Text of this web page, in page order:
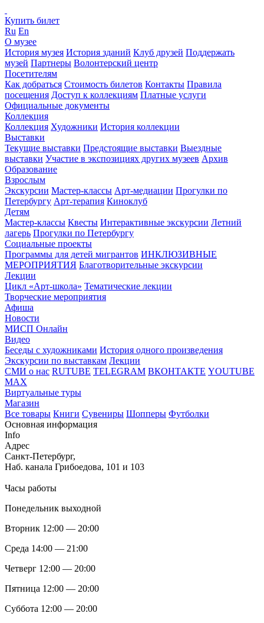
Купить билет
Ru En
О музее
История музея История зданий Клуб друзей Поддержать
музей Партнеры Волонтерский центр
Посетителям
Как добраться Стоимость билетов Контакты Правила
посещения Доступ к коллекциям Платные услуги
Официальные документы
Коллекция
Коллекция Художники История коллекции
Выставки
Текущие выставки Предстоящие выставки Выездные
выставки Участие в экспозициях других музеев Архив
Образование
Взрослым
Экскурсии Мастер-классы Арт-медиации Прогулки по
Петербургу Арт-терапия Киноклуб
Детям
Мастер-классы Квесты Интерактивные экскурсии Летний
лагерь Прогулки по Петербургу
Социальные проекты
Программы для детей мигрантов ИНКЛЮЗИВНЫЕ
МЕРОПРИЯТИЯ Благотворительные экскурсии
Лекции
Цикл «Арт-школа» Тематические лекции
Творческие мероприятия
Афиша
Новости
МИСП Онлайн
Видео
Беседы с художниками История одного произведения
Экскурсии по выставкам Лекции
СМИ о нас RUTUBE TELEGRAM ВКОНТАКТЕ YOUTUBE
MAX
Виртуальные туры
Магазин
Все товары Книги Сувениры Шопперы Футболки
Основная информация
Info
Адрес
Санкт-Петербург,
Наб. канала Грибоедова, 101 и 103
Часы работы
Понедельник выходной
Вторник 12:00 — 20:00
Среда 14:00 — 21:00
Четверг 12:00 — 20:00
Пятница 12:00 — 20:00
Суббота 12:00 — 20:00